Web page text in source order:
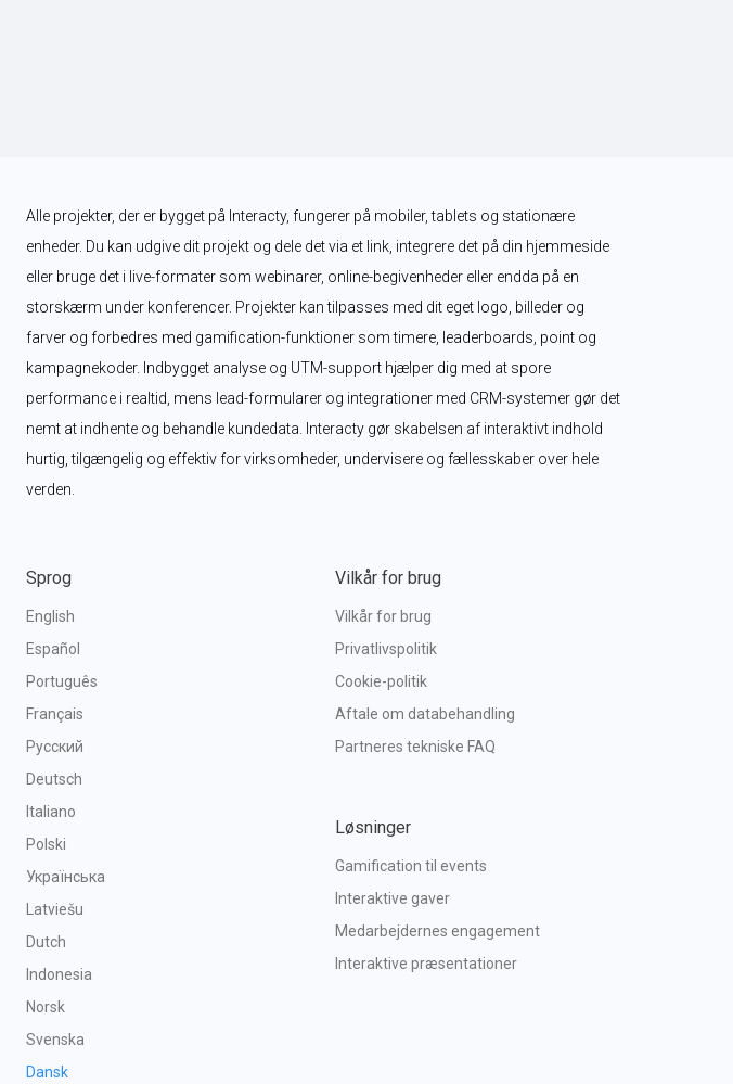
Alle projekter, der er bygget på Interacty, fungerer på mobiler, tablets og stationære
enheder. Du kan udgive dit projekt og dele det via et link, integrere det på din hjemmeside
eller bruge det i live-formater som webinarer, online-begivenheder eller endda på en
storskærm under konferencer. Projekter kan tilpasses med dit eget logo, billeder og
farver og forbedres med gamification-funktioner som timere, leaderboards, point og
kampagnekoder. Indbygget analyse og UTM-support hjælper dig med at spore
performance i realtid, mens lead-formularer og integrationer med CRM-systemer gør det
nemt at indhente og behandle kundedata. Interacty gør skabelsen af interaktivt indhold
hurtig, tilgængelig og effektiv for virksomheder, undervisere og fællesskaber over hele
verden.
Sprog
English
Español
Português
Français
Русский
Deutsch
Italiano
Polski
Українська
Latviešu
Dutch
Indonesia
Norsk
Svenska
Dansk
Vilkår for brug
Vilkår for brug
Privatlivspolitik
Cookie-politik
Aftale om databehandling
Partneres tekniske FAQ
Løsninger
Gamification til events
Interaktive gaver
Medarbejdernes engagement
Interaktive præsentationer